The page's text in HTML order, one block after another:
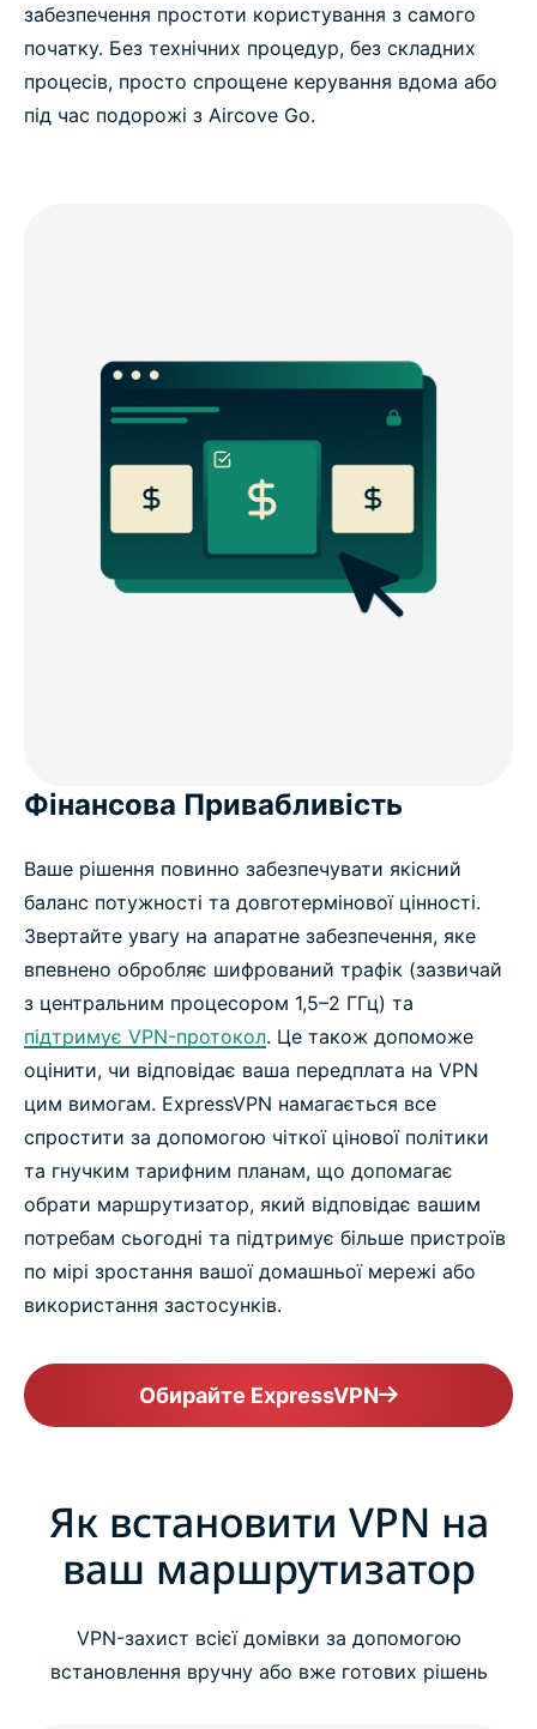
забезпечення простоти користування з самого
початку. Без технічних процедур, без складних
процесів, просто спрощене керування вдома або
під час подорожі з Aircove Go.
Фінансова Привабливість
Ваше рішення повинно забезпечувати якісний
баланс потужності та довготермінової цінності.
Звертайте увагу на апаратне забезпечення, яке
впевнено обробляє шифрований трафік (зазвичай
з центральним процесором 1,5–2 ГГц) та
підтримує VPN-протокол. Це також допоможе
оцінити, чи відповідає ваша передплата на VPN
цим вимогам. ExpressVPN намагається все
спростити за допомогою чіткої цінової політики
та гнучким тарифним планам, що допомагає
обрати маршрутизатор, який відповідає вашим
потребам сьогодні та підтримує більше пристроїв
по мірі зростання вашої домашньої мережі або
використання застосунків.
Обирайте ExpressVPN
Як встановити VPN на
ваш маршрутизатор
VPN-захист всієї домівки за допомогою
встановлення вручну або вже готових рішень